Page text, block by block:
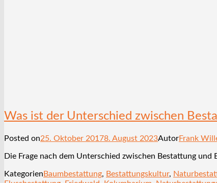
Was ist der Unterschied zwischen
Posted on25. Oktober 20178. August 2023AutorFrank
Die Frage nach dem Unterschied zwischen Bestattung
Kategorien Baumbestattung, Bestattungskultur,